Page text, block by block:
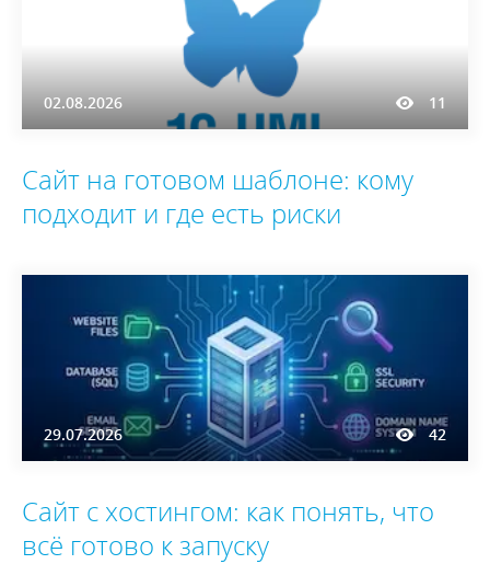
02.08.2026 11
Сайт на готовом шаблоне: кому
подходит и где есть риски
29.07.2026 42
Сайт с хостингом: как понять, что
всё готово к запуску